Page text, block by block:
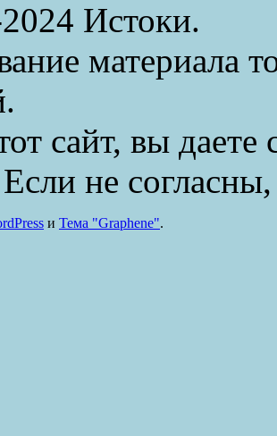
Истоки.
материала
сайт, вы даете
не
и Тема "Graphene".